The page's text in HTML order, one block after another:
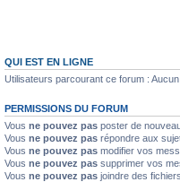
QUI EST EN LIGNE
Utilisateurs parcourant ce forum :
PERMISSIONS DU FORUM
Vous ne pouvez pas poster de
Vous ne pouvez pas répondre aux
Vous ne pouvez pas modifier vos
Vous ne pouvez pas supprimer vos
Vous ne pouvez pas joindre des fichiers